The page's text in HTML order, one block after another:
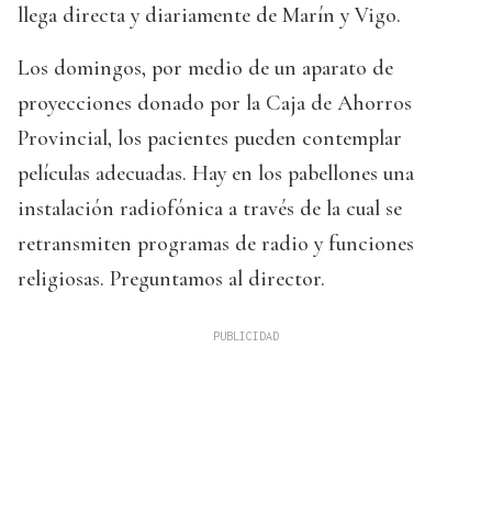
llega directa y diariamente de Marín y Vigo.
Los domingos, por medio de un aparato de
proyecciones donado por la Caja de Ahorros
Provincial, los pacientes pueden contemplar
películas adecuadas. Hay en los pabellones una
instalación radiofónica a través de la cual se
retransmiten programas de radio y funciones
religiosas. Preguntamos al director.